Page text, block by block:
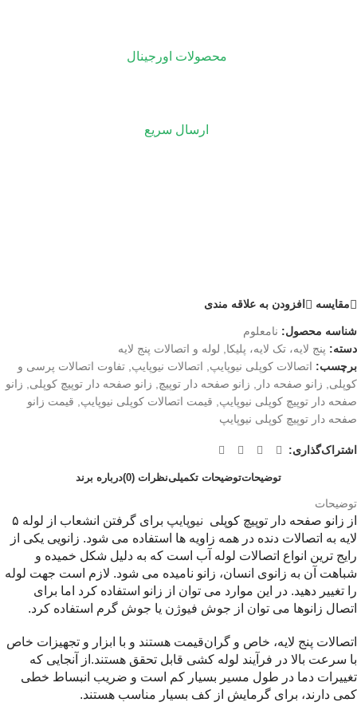
محصولات اورجینال
ارسال سریع
مقايسه افزودن به علاقه مندی
شناسه محصول: نامعلوم
دسته: پنج لایه، تک لایه، پلیکا
لوله و اتصالات پنج لایه
برچسب: اتصالات کوپلی نیوپایپ اتصالات نیوپایپ تفاوت اتصالات پرسی و
کوپلی
زانو صفحه دار زانو صفحه دار توپیچ زانو صفحه دار توپیچ کوپلی
زانو
صفحه دار توپیچ کوپلی نیوپایپ
قیمت اتصالات کوپلی نیوپایپ
قیمت زانو
صفحه دار توپیچ کوپلی نیوپایپ
اشتراک‌گذاری:
توضیحاتتوضیحات تکمیلینظرات (0) درباره برند
توضیحات
از زانو صفحه دار توپیچ کوپلی نیوپایپ
برای گرفتن انشعاب از لوله ۵
لایه به اتصالات دنده در همه زاویه ها استفاده می شود. زانویی یکی از
رایج ترین انواع اتصالات لوله آب است که به دلیل شکل خمیده و
شباهت آن به زانوی انسان، زانو نامیده می شود. لازم است جهت لوله
را تغییر دهید. در این موارد می توان از زانو استفاده کرد اما برای
اتصال زانوها می توان از جوش فیوژن یا جوش گرم استفاده کرد.
اتصالات پنج لایه، خاص و گران‌قیمت هستند و با ابزار و تجهیزات خاص
با سرعت بالا در فرآیند لوله کشی قابل تحقق هستند.از آنجایی که
تغییرات دما در طول مسیر بسیار کم است و ضریب انبساط خطی
کمی دارند، برای گرمایش از کف بسیار مناسب هستند.